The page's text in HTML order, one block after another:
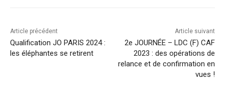
Article précédent
Qualification JO PARIS 2024 :
les éléphantes se retirent
Article suivant
2e JOURNÉE – LDC (F) CAF
2023 : des opérations de
relance et de confirmation en
vues !